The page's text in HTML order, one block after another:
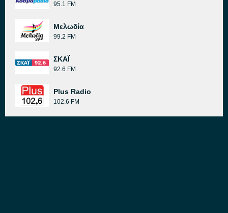
95.1 FM
Μελωδία
99.2 FM
ΣΚΑΪ
92.6 FM
Plus Radio
102.6 FM